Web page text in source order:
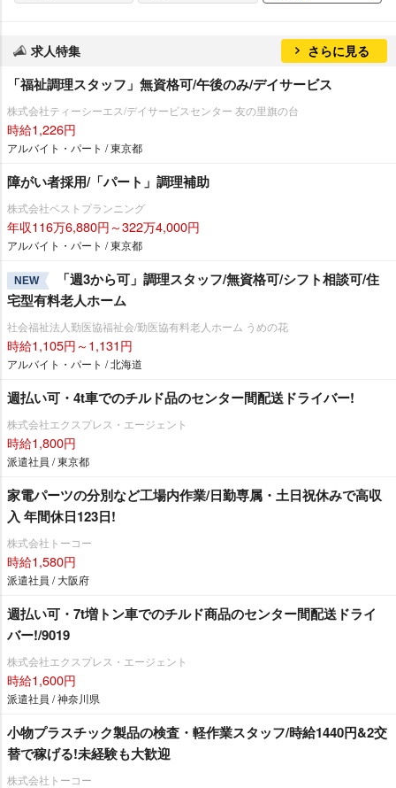
求人特集 さらに見る
「福祉調理スタッフ」無資格可/午後のみ/デイサービス
株式会社ティーシーエス/デイサービスセンター 友の里旗の台
時給1,226円
アルバイト・パート / 東京都
障がい者採用/「パート」調理補助
株式会社ベストプランニング
年収116万6,880円～322万4,000円
アルバイト・パート / 東京都
NEW
「週3から可」調理スタッフ/無資格可/シフト相談可/住
宅型有料老人ホーム
社会福祉法人勤医協福祉会/勤医協有料老人ホーム うめの花
時給1,105円～1,131円
アルバイト・パート / 北海道
週払い可・4t車でのチルド品のセンター間配送ドライバー!
株式会社エクスプレス・エージェント
時給1,800円
派遣社員 / 東京都
家電パーツの分別など工場内作業/日勤専属・土日祝休みで高収
入 年間休日123日!
株式会社トーコー
時給1,580円
派遣社員 / 大阪府
週払い可・7t増トン車でのチルド商品のセンター間配送ドライ
バー!/9019
株式会社エクスプレス・エージェント
時給1,600円
派遣社員 / 神奈川県
小物プラスチック製品の検査・軽作業スタッフ/時給1440円&2交
替で稼げる!未経験も大歓迎
株式会社トーコー